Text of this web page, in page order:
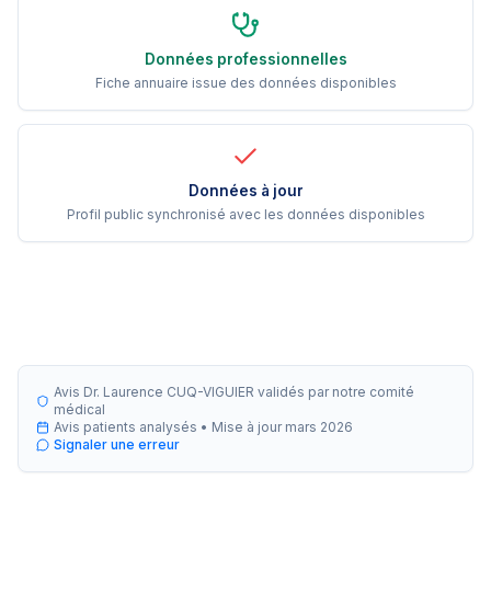
Données professionnelles
Fiche annuaire issue des données disponibles
Données à jour
Profil public synchronisé avec les données disponibles
Avis Dr. Laurence CUQ-VIGUIER validés par notre comité
médical
Avis patients analysés • Mise à jour mars 2026
Signaler une erreur